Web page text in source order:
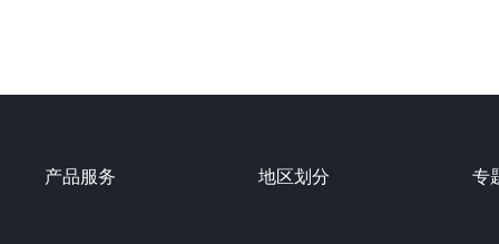
产品服务 地区划分 专